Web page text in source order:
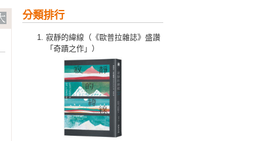
分類排行
寂靜的緯線（《歐普拉雜誌》盛讚
「奇蹟之作」）